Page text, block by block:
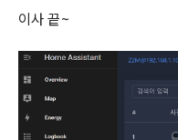
이사 끝~